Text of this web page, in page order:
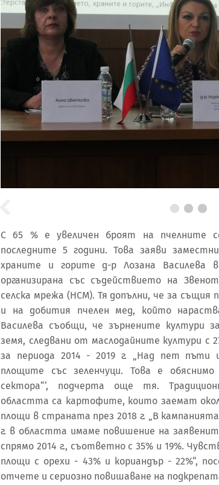
С 65 % е увеличен броят на пчелните
последните 5 години. Това заяви
храните и горите д-р Лозана Василева
организирана със съдействието на
селска мрежа (НСМ). Тя допълни, че за същия
и на добития пчелен мед, който
Василева съобщи, че зърнените култури
земя, следвани от маслодайните култури с
за периода 2014 - 2019 г. „Над пет пъти
площите със зеленчуци. Това е
сектора“‘, подчерта още тя.
областта са картофите, които заемат
площи в страната през 2018 г. „В
г. в областта имаме повишение на
спрямо 2014 г., съответно с 35% и 19%.
площи с орехи - 43% и кориандър - 22%“,
отчете и сериозно повишаване на